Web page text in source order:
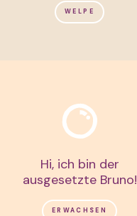
WELPE
Hi, ich bin der
ausgesetzte Bruno!
ERWACHSEN